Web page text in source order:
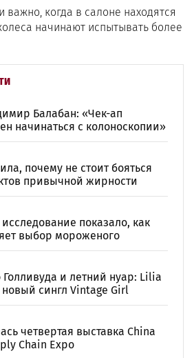
Балабан: «Чек-ап
начинаться с колоноскопии»
почему не стоит бояться
привычной жирности
исследование показало, как
выбор мороженого
Голливуда и летний нуар: Lilia
сингл Vintage Girl
четвертая выставка China
Chain Expo
важно, когда в салоне находятся
начинают испытывать более